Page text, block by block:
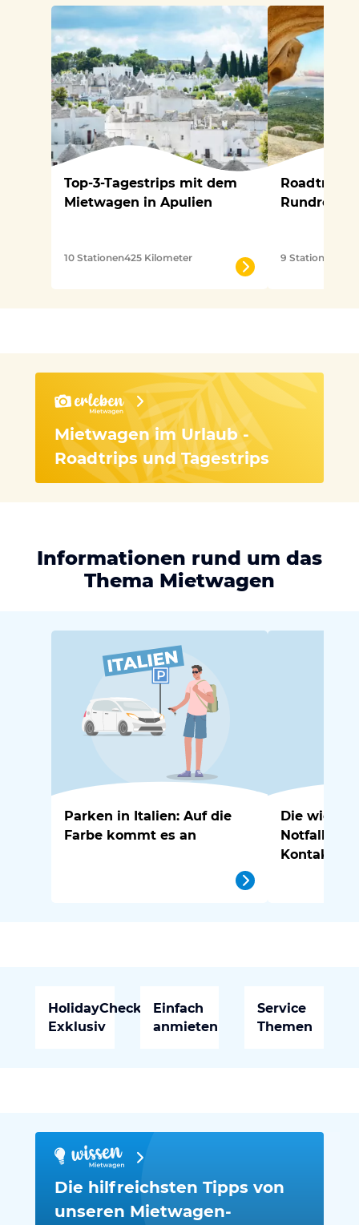
Top-3-Tagestrips mit dem
Mietwagen in Apulien
10 Stationen425 Kilometer
Roadtrip
Rundreise
9 Stationen
Mietwagen im Urlaub -
Roadtrips und Tagestrips
Informationen rund um das
Thema Mietwagen
Parken in Italien: Auf die
Farbe kommt es an
Die
Kontakte
HolidayCheck
Exklusiv
Einfach
anmieten
Service
Themen
Die hilfreichsten Tipps von
unseren Mietwagen-